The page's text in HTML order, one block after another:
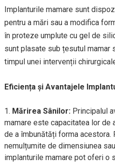
Implanturile mamare sunt
pentru a mări sau a modifica
în proteze umplute cu gel de
sunt plasate sub țesutul mamar
timpul unei intervenții
Eficiența și Avantajele
Mărirea Sânilor: Principalul
mamare este capacitatea lor de
de a îmbunătăți forma acestora.
nemulțumite de dimensiunea
implanturile mamare pot oferi o